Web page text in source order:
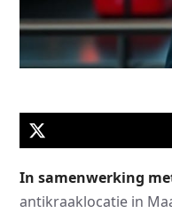
In samenwerking
antikraaklocatie in